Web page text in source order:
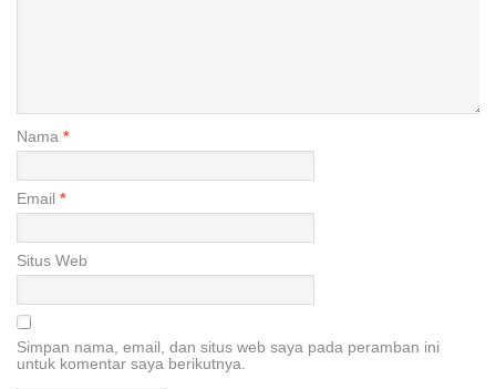
Nama *
Email *
Situs Web
Simpan nama, email, dan situs web saya pada peramban ini
untuk komentar saya berikutnya.